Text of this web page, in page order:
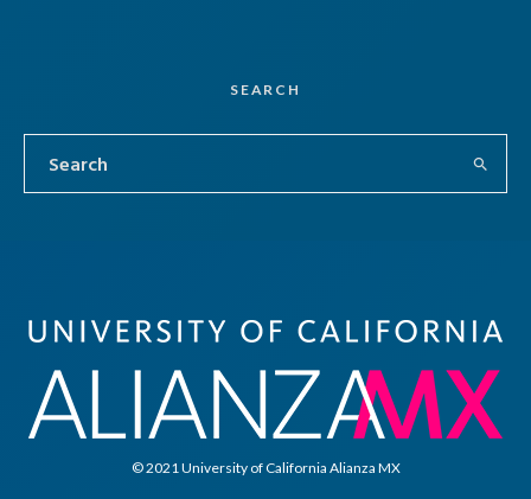
SEARCH
© 2021 University of California Alianza MX